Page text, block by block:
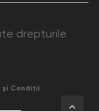
drepturile
și Condiții